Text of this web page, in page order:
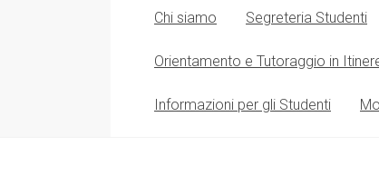
Università
degli
Studi
Chi siamo Segreteria Studenti
Orientamento e Tutoraggio in
Informazioni per gli Studenti